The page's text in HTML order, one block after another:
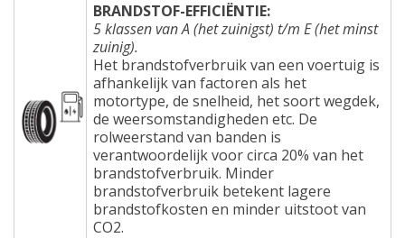
BRANDSTOF-EFFICIËNTIE:
5 klassen van A (het zuinigst) t/m E (het minst
zuinig).
Het brandstofverbruik van een voertuig is
afhankelijk van factoren als het
motortype, de snelheid, het soort wegdek,
de weersomstandigheden etc. De
rolweerstand van banden is
verantwoordelijk voor circa 20% van het
brandstofverbruik. Minder
brandstofverbruik betekent lagere
brandstofkosten en minder uitstoot van
CO2.